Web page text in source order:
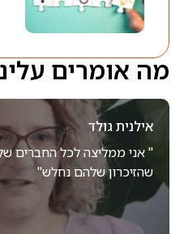
מה אומרים
אילנית גולד
" אני ממליצה לכל החברים
שהזיכרון שלהם נחלש"